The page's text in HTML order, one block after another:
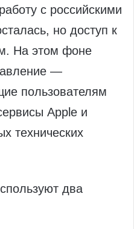
с российскими
но доступ к
На этом фоне
—
пользователям
Apple и
технических
два